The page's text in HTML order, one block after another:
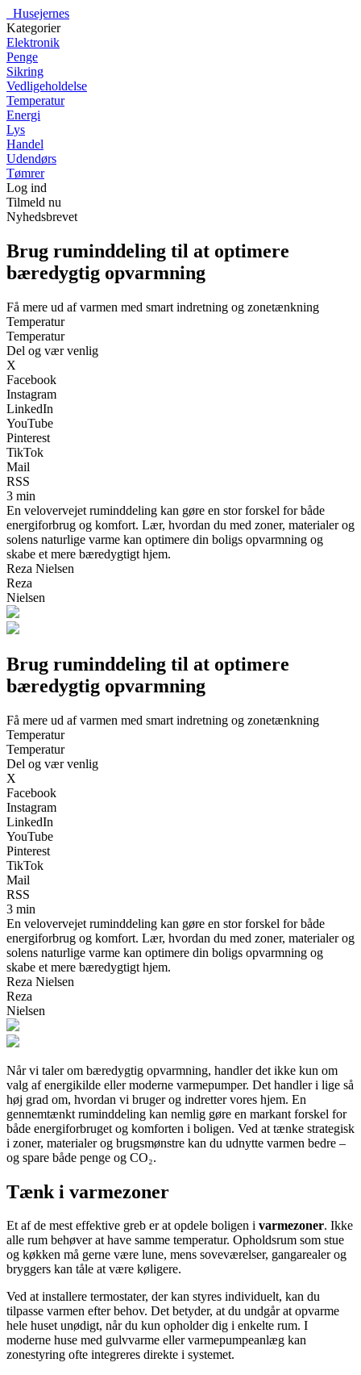
Husejernes
Kategorier
Elektronik
Penge
Sikring
Vedligeholdelse
Temperatur
Energi
Lys
Handel
Udendørs
Tømrer
Log ind
Tilmeld nu
Nyhedsbrevet
Brug ruminddeling til at optimere
bæredygtig opvarmning
Få mere ud af varmen med smart indretning og zonetænkning
Temperatur
Temperatur
Del og vær venlig
X
Facebook
Instagram
LinkedIn
YouTube
Pinterest
TikTok
Mail
RSS
3 min
En velovervejet ruminddeling kan gøre en stor forskel for både
energiforbrug og komfort. Lær, hvordan du med zoner, materialer og
solens naturlige varme kan optimere din boligs opvarmning og
skabe et mere bæredygtigt hjem.
Reza Nielsen
Reza
Nielsen
Brug ruminddeling til at optimere
bæredygtig opvarmning
Få mere ud af varmen med smart indretning og zonetænkning
Temperatur
Temperatur
Del og vær venlig
X
Facebook
Instagram
LinkedIn
YouTube
Pinterest
TikTok
Mail
RSS
3 min
En velovervejet ruminddeling kan gøre en stor forskel for både
energiforbrug og komfort. Lær, hvordan du med zoner, materialer og
solens naturlige varme kan optimere din boligs opvarmning og
skabe et mere bæredygtigt hjem.
Reza Nielsen
Reza
Nielsen
Når vi taler om bæredygtig opvarmning, handler det ikke kun om
valg af energikilde eller moderne varmepumper. Det handler i lige så
høj grad om, hvordan vi bruger og indretter vores hjem. En
gennemtænkt ruminddeling kan nemlig gøre en markant forskel for
både energiforbruget og komforten i boligen. Ved at tænke strategisk
i zoner, materialer og brugsmønstre kan du udnytte varmen bedre –
og spare både penge og CO₂.
Tænk i varmezoner
Et af de mest effektive greb er at opdele boligen i varmezoner. Ikke
alle rum behøver at have samme temperatur. Opholdsrum som stue
og køkken må gerne være lune, mens soveværelser, gangarealer og
bryggers kan tåle at være køligere.
Ved at installere termostater, der kan styres individuelt, kan du
tilpasse varmen efter behov. Det betyder, at du undgår at opvarme
hele huset unødigt, når du kun opholder dig i enkelte rum. I
moderne huse med gulvvarme eller varmepumpeanlæg kan
zonestyring ofte integreres direkte i systemet.